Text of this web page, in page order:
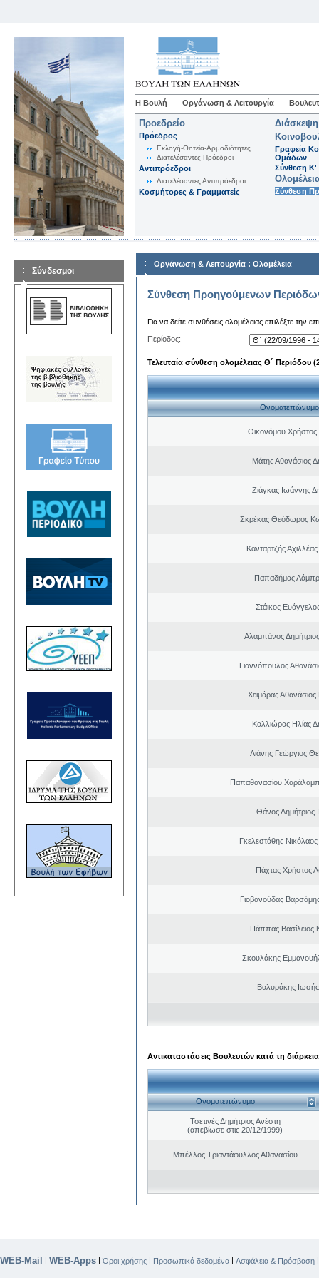
Η Βουλή Οργάνωση & Λειτουργία
Προεδρείο
Πρόεδρος
Εκλογή-Θητεία-Αρμοδιότητες
Διατελέσαντες Πρόεδροι
Αντιπρόεδροι
Διατελέσαντες Αντιπρόεδροι
Κοσμήτορες & Γραμματείς
Γραφεία
Ομάδων
Σύνθεση K'
Σύνθεση
Σύνδεσμοι
Οργάνωση & Λειτουργία : Ολομέλεια
Σύνθεση Προηγούμενων
Για να δείτε συνθέσεις ολομέλειας επιλέξτε την
Περίοδος:
Τελευταία σύνθεση ολομέλειας Θ΄ Περιόδου
Ονοματεπώνυμο
Οικονόμου Χρήστος
Μάτης Αθανάσιος
Ζιάγκας Ιωάννης
Σκρέκας Θεόδωρος
Κανταρτζής
Παπαδήμας
Στάικος
Αλαμπάνος
Γιαννόπουλος
Χειμάρας
Καλλιώρας Ηλίας
Λιάνης Γεώργιος
Παπαθανασίου
Θάνος Δημήτριος
Γκελεστάθης
Πάχτας Χρήστος
Γιοβανούδας
Πάππας Βασίλειος
Σκουλάκης
Βαλυράκης
Αντικαταστάσεις Βουλευτών κατά τη
Ονοματεπώνυμο
Τσετινές Δημήτριος Ανέστη
(απεβίωσε στις 20/12/1999)
Μπέλλος Τριαντάφυλλος Αθανασίου
WEB-Mail | WEB-Apps |Όροι χρήσης | Προσωπικά δεδομένα | Ασφάλεια & Πρόσβαση